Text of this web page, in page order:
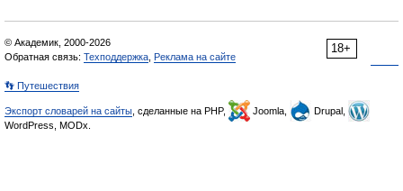
18+
© Академик, 2000-2026
Обратная связь: Техподдержка Реклама на сайте
👣 Путешествия
Экспорт словарей на сайты , сделанные на PHP, Joomla,
Drupal,
WordPress, MODx.